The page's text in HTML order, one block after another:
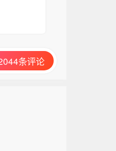
条评论